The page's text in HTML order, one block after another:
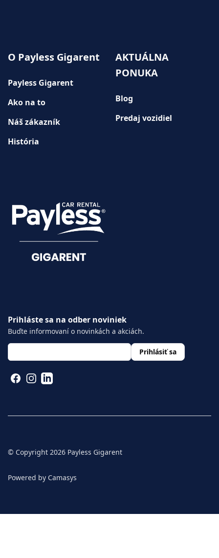
O Payless Gigarent
Payless Gigarent
Ako na to
Náš zákazník
História
AKTUÁLNA
PONUKA
Blog
Predaj vozidiel
Hlásenie škôd
Dokumenty
Prihláste sa na odber noviniek
Buďte informovaní o novinkách a akciách.
layout.footer.newsletter.fields.email*
Prihlásiť sa
FACEBOOK
INSTAGRAM
LINKEDIN
© Copyright 2026 Payless Gigarent
Powered by Camasys